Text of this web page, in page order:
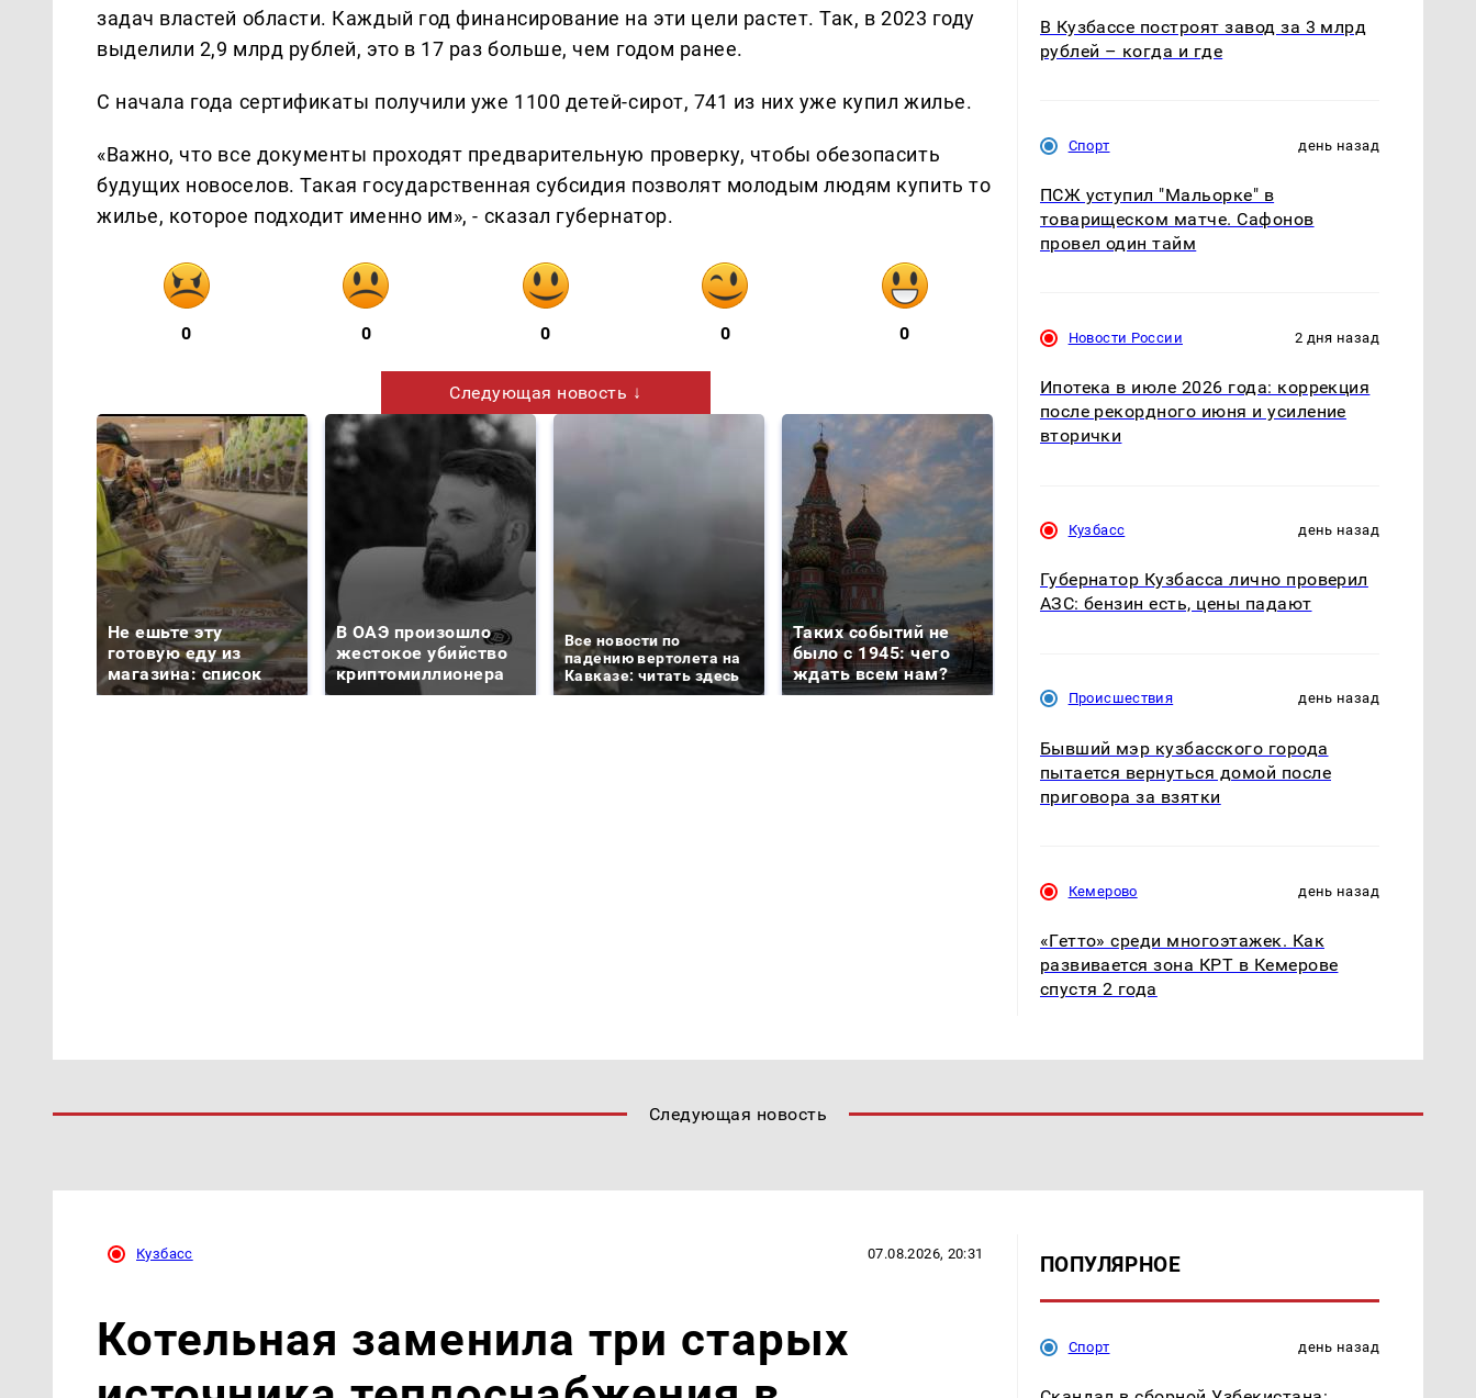
задач властей области. Каждый год финансирование на эти цели растет. Так, в 2023 году
выделили 2,9 млрд рублей, это в 17 раз больше, чем годом ранее.
С начала года сертификаты получили уже 1100 детей-сирот, 741 из них уже купил жилье.
«Важно, что все документы проходят предварительную проверку, чтобы обезопасить
будущих новоселов. Такая государственная субсидия позволят молодым людям купить то
жилье, которое подходит именно им», - сказал губернатор.
0 0 0 0 0
Следующая новость ↓
Не ешьте эту
готовую еду из
магазина: список
В ОАЭ произошло
жестокое убийство
криптомиллионера
Все новости по
падению вертолета на
Кавказе: читать здесь
Таких событий не
было с 1945: чего
ждать всем нам?
СМИ: В Химках на
В Кузбассе построят завод за 3 млрд
рублей – когда и где
Спорт день назад
ПСЖ уступил "Мальорке" в
товарищеском матче. Сафонов
провел один тайм
Новости России 2 дня назад
Ипотека в июле 2026 года: коррекция
после рекордного июня и усиление
вторички
Кузбасс день назад
Губернатор Кузбасса лично проверил
АЗС: бензин есть, цены падают
Происшествия день назад
Бывший мэр кузбасского города
пытается вернуться домой после
приговора за взятки
Кемерово день назад
«Гетто» среди многоэтажек. Как
развивается зона КРТ в Кемерове
спустя 2 года
Следующая новость
Кузбасс 07.08.2026, 20:31
Котельная заменила три старых
ПОПУЛЯРНОЕ
Спорт день назад